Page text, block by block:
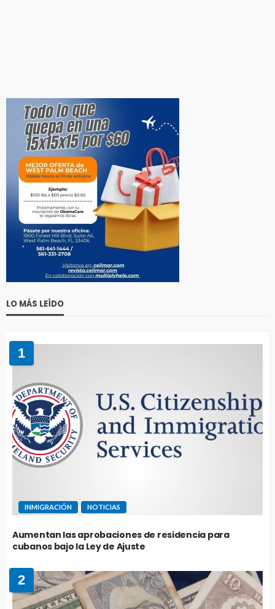
LO MÁS LEÍDO
1
INMIGRACIÓN NOTICIAS
Aumentan las aprobaciones de residencia para
cubanos bajo la Ley de Ajuste
2